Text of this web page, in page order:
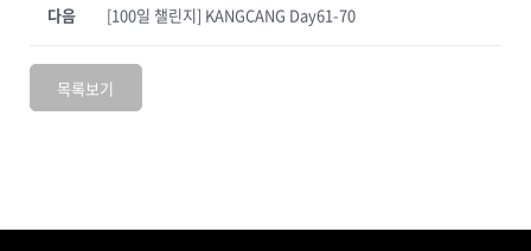
[100일 챌린지] KANGCANG Day61-70
다음
목록보기